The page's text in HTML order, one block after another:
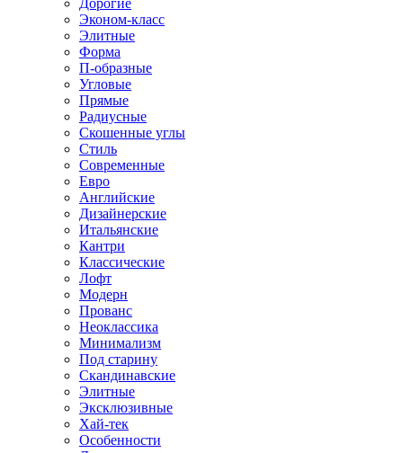
Дорогие
Эконом-класс
Элитные
Форма
П-образные
Угловые
Прямые
Радиусные
Скошенные углы
Стиль
Современные
Евро
Английские
Дизайнерские
Итальянские
Кантри
Классические
Лофт
Модерн
Прованс
Неоклассика
Минимализм
Под старину
Скандинавские
Элитные
Эксклюзивные
Хай-тек
Особенности